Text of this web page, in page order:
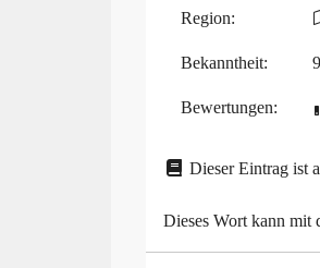
Region:
Bekanntheit:
Bewertungen:
Dieser Eintrag ist
Dieses Wort kann mit